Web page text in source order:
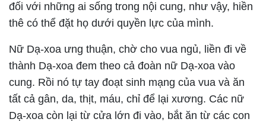
đối với những ai sống trong nội cung, như vậy, hiền
thê có thể đặt họ dưới quyền lực của mình.
Nữ Dạ-xoa ưng thuận, chờ cho vua ngủ, liền đi về
thành Dạ-xoa đem theo cả đoàn nữ Dạ-xoa vào
cung. Rồi nó tự tay đoạt sinh mạng của vua và ăn
tất cả gân, da, thịt, máu, chỉ để lại xương. Các nữ
Dạ-xoa còn lại từ cửa lớn đi vào, bắt ăn từ các con